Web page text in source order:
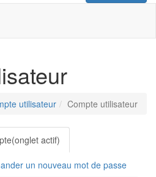
utilisateur Compte utilisateur
(onglet actif)
un nouveau mot de passe